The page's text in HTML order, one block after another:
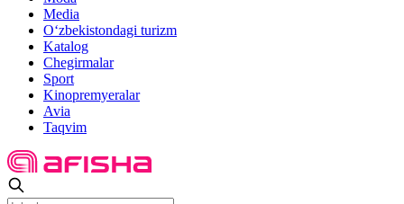
Media
O‘zbekistondagi turizm
Katalog
Chegirmalar
Sport
Kinopremyeralar
Avia
Taqvim